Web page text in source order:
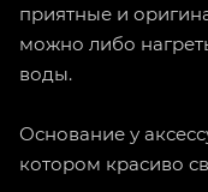
приятные и
можно либо
воды.
Основание у
котором красиво